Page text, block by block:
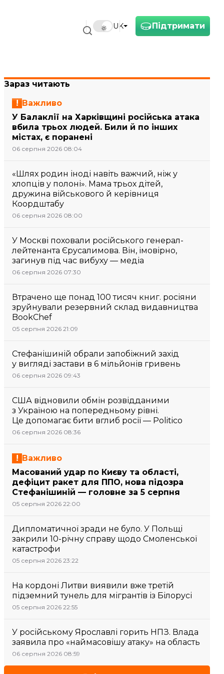
Підтримати
UK
Зараз читають
Важливо
У Балаклії на Харківщині російська атака
вбила трьох людей. Били й по інших
містах, є поранені
06 серпня 2026 08:04
«Шлях родин іноді навіть важчий, ніж у
хлопців у полоні». Мама трьох дітей,
дружина військового й керівниця
Коордштабу
06 серпня 2026 08:00
У Москві поховали російського генерал-
лейтенанта Єрусалимова. Він, імовірно,
загинув під час вибуху — медіа
06 серпня 2026 07:30
Втрачено ще понад 100 тисяч книг. росіяни
зруйнували резервний склад видавництва
BookChef
05 серпня 2026 21:09
Стефанішиній обрали запобіжний захід
у вигляді застави в 6 мільйонів гривень
06 серпня 2026 09:43
США відновили обмін розвідданими
з Україною на попередньому рівні.
Це допомагає бити вглиб росії — Politico
06 серпня 2026 08:36
Важливо
Масований удар по Києву та області,
дефіцит ракет для ППО, нова підозра
Стефанішиній — головне за 5 серпня
05 серпня 2026 22:00
Дипломатичної зради не було. У Польщі
закрили 10-річну справу щодо Смоленської
катастрофи
05 серпня 2026 23:22
На кордоні Литви виявили вже третій
підземний тунель для мігрантів із Білорусі
05 серпня 2026 22:55
У російському Ярославлі горить НПЗ. Влада
заявила про «наймасовішу атаку» на область
06 серпня 2026 08:59